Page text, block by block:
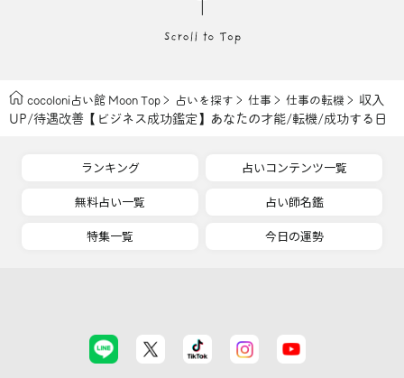
cocoloni占い館 Moon Top 占いを探す 仕事 仕事の転機
収入
UP/待遇改善【ビジネス成功鑑定】あなたの才能/転機/成功する日
ランキング
占いコンテンツ一覧
無料占い一覧
占い師名鑑
特集一覧
今日の運勢